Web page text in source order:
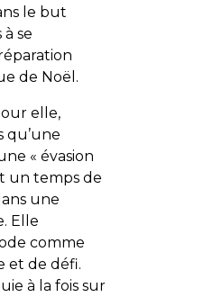
le but
se
de Noël.
elle,
qu’une
« évasion
un temps de
une
Elle
comme
et de défi.
à la fois sur